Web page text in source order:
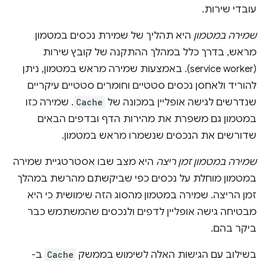
עובדי שירות.
שמירה במטמון היא תהליך של שמירת נכסים במטמון
מראש, בדרך כלל במהלך ההתקנה של קובץ שירות
(service worker). באמצעות שמירה מראש במטמון, ניתן
להוריד ולאחסן נכסים סטטיים וחומרים סטטיים עיקריים
שנדרשים לגישה אופליין במכונה של Cache . שמירה כזו
במטמון גם משפרת את מהירות הדף ובדפים הבאים
שדורשים את הנכסים שנשמרו מראש במטמון.
שמירה במטמון זמן ריצה היא מצב שבו אסטרטגיית שמירה
במטמון מוחלת על נכסים כפי שביקשתם מהרשת במהלך
זמן הריצה. שמירה במטמון מהסוג הזה שימושית כי היא
מבטיחה גישה אופליין לדפים ולנכסים שהמשתמש כבר
ביקר בהם.
בשילוב עם הגישות האלה לשימוש בממשק Cache ב-